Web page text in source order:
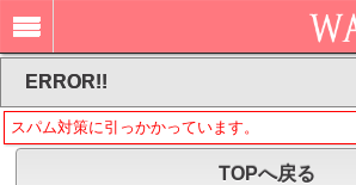
ERROR!!
スパム対策に引っかかっています。
TOPへ戻る